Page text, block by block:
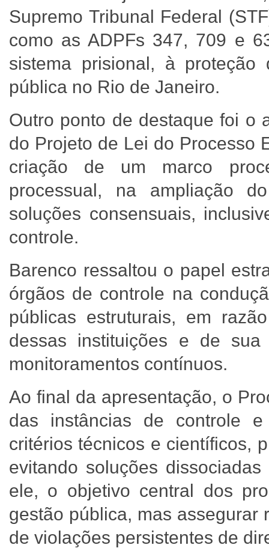
Supremo Tribunal Federal
como as ADPFs 347, 709 e
sistema prisional, à
pública no Rio de Janeiro.
Outro ponto de destaque foi o
do Projeto de Lei do Processo
criação de um marco
processual, na ampliação
soluções consensuais,
controle.
Barenco ressaltou o papel
órgãos de controle na
públicas estruturais, em
dessas instituições e de
monitoramentos contínuos.
Ao final da apresentação, o
das instâncias de controle
critérios técnicos e científicos,
evitando soluções
ele, o objetivo central dos
gestão pública, mas assegurar
de violações persistentes de